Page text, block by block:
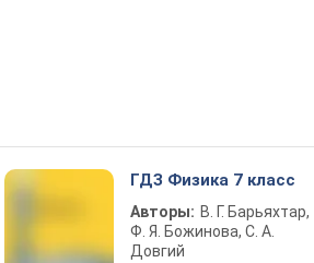
ГДЗ Физика 7 класс
Авторы: В. Г. Барьяхтар,
Ф. Я. Божинова, С. А.
Довгий